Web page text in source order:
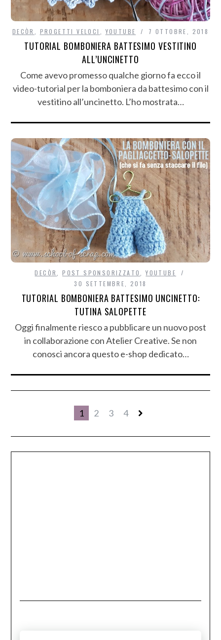
DECÒR PROGETTI VELOCI YOUTUBE 7 OTTOBRE, 2018
TUTORIAL BOMBONIERA BATTESIMO VESTITINO
ALL’UNCINETTO
Come avevo promesso qualche giorno fa ecco il
video-tutorial per la bomboniera da battesimo con il
vestitino all’uncinetto. L’ho mostrata…
DECÒR ,POST SPONSORIZZATO ,YOUTUBE
30 SETTEMBRE, 2018
TUTORIAL BOMBONIERA BATTESIMO UNCINETTO:
TUTINA SALOPETTE
Oggi finalmente riesco a pubblicare un nuovo post
in collaborazione con Atelier Creative. Se non
conosci ancora questo e-shop dedicato…
1 2 3 4